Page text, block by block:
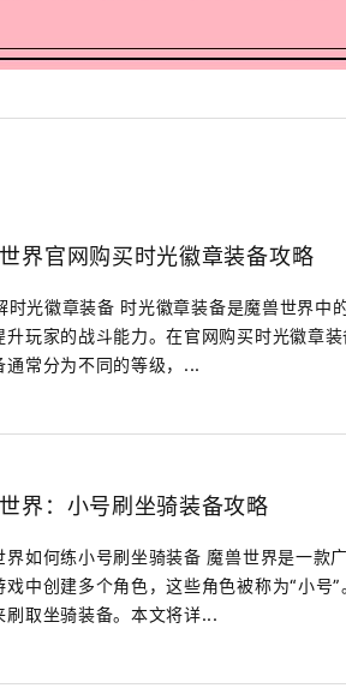
界官网购买时光徽章装备攻略
时光徽章装备 时光徽章装备是魔兽世界中
升玩家的战斗能力。在官网购买时光徽章
通常分为不同的等级，...
界：小号刷坐骑装备攻略
界如何练小号刷坐骑装备 魔兽世界是一款
戏中创建多个角色，这些角色被称为“小号
刷取坐骑装备。本文将详...